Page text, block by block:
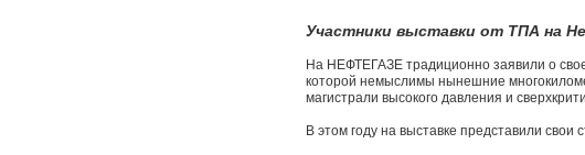
Участники выставки от ТПА на
На НЕФТЕГАЗЕ традиционно заявили о
которой немыслимы нынешние
магистрали высокого давления и
В этом году на выставке представили